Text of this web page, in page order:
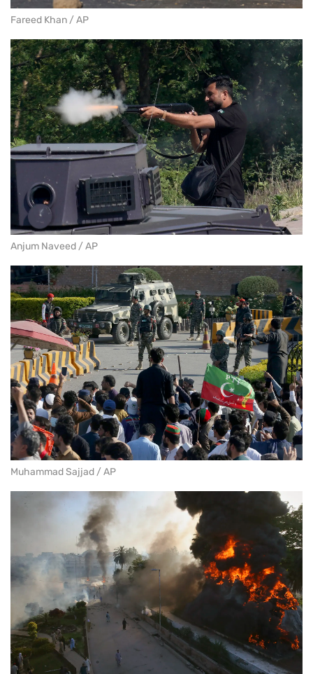
Fareed Khan / AP
Anjum Naveed / AP
Muhammad Sajjad / AP